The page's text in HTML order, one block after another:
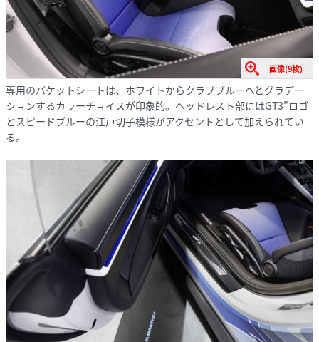
画像(9枚)
専用のバケットシートは、ホワイトからクラブブルーへとグラデー
ションするカラーチョイスが印象的。ヘッドレスト部にはGT3”ロゴ
とスピードブルーの江戸切子模様がアクセントとして加えられてい
る。